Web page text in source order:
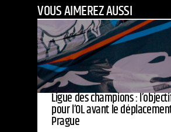
VOUS AIMEREZ AUSSI
Ligue des champions :
pour l’OL avant le
Prague